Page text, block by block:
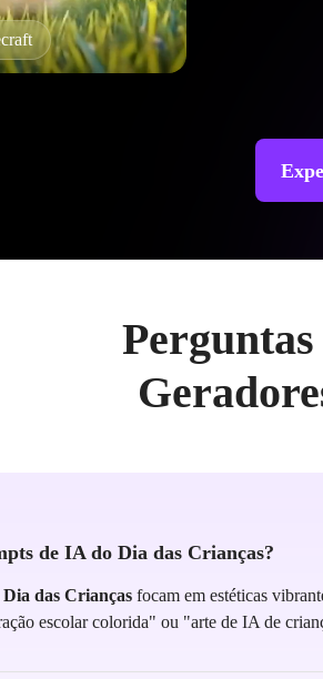
Efeito twerking AI
de IA do Dia das Crianças?
das Crianças focam em estéticas
escolar colorida" ou "arte de IA de